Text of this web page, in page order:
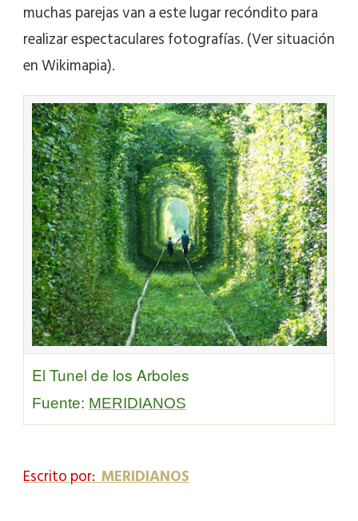
muchas parejas van a este lugar recóndito para
realizar espectaculares fotografías. (Ver situación
en Wikimapia).
El Tunel de los Arboles
Fuente: MERIDIANOS
Escrito por: MERIDIANOS